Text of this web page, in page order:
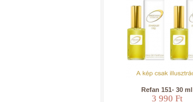
Refan 151- 30 ml
3 990 Ft